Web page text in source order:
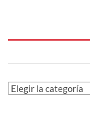
Categorías